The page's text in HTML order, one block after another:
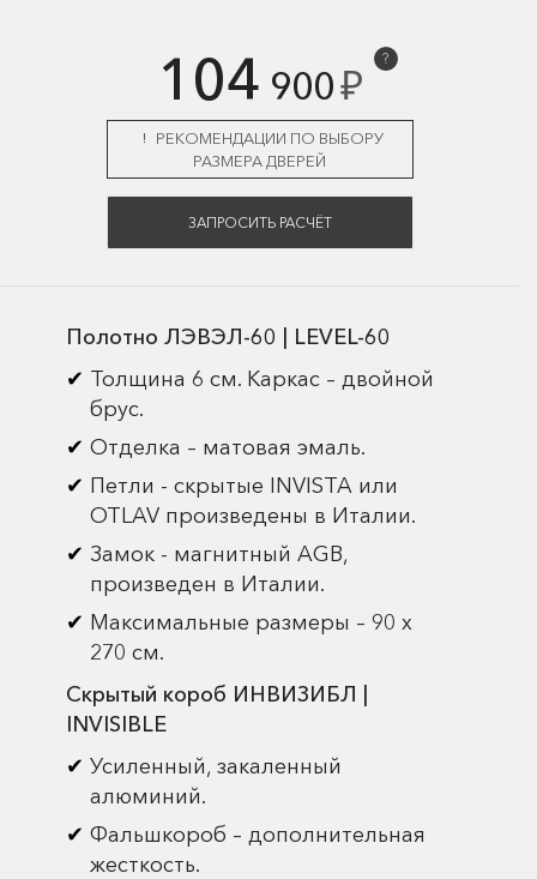
104 900₽
?
РЕКОМЕНДАЦИИ ПО ВЫБОРУ
РАЗМЕРА ДВЕРЕЙ
ЗАПРОСИТЬ РАСЧЁТ
Полотно ЛЭВЭЛ-60 | LEVEL-60
Толщина 6 см. Каркас – двойной
брус.
Отделка – матовая эмаль.
Петли - скрытые INVISTA или
OTLAV произведены в Италии.
Замок - магнитный AGB,
произведен в Италии.
Максимальные размеры – 90 х
270 см.
Скрытый короб ИНВИЗИБЛ |
INVISIBLE
Усиленный, закаленный
алюминий.
Фальшкороб – дополнительная
жесткость.